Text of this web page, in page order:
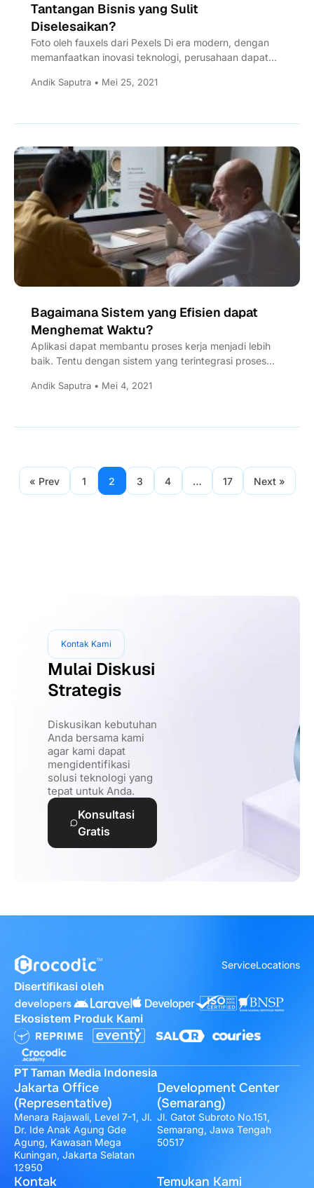
Tantangan Bisnis yang Sulit
Diselesaikan?
Foto oleh fauxels dari Pexels Di era modern, dengan
memanfaatkan inovasi teknologi, perusahaan dapat
kerja,...
Andik Saputra • Mei 25, 2021
Bagaimana Sistem yang Efisien dapat
Menghemat Waktu?
Aplikasi dapat membantu proses kerja menjadi lebih
baik. Tentu dengan sistem yang terintegrasi proses
Andik Saputra • Mei 4, 2021
« Prev 1 2 3 4 … 17 Next »
Kontak Kami
Mulai Diskusi
Strategis
Diskusikan kebutuhan
Anda bersama kami
agar kami dapat
mengidentifikasi
solusi teknologi yang
tepat untuk Anda.
Konsultasi
Gratis
ServiceLocations
Disertifikasi oleh
Ekosistem Produk Kami
PT Taman Media Indonesia
Jakarta Office
(Representative)
Menara Rajawali, Level 7-1, Jl.
Dr. Ide Anak Agung Gde
Agung, Kawasan Mega
Kuningan, Jakarta Selatan
12950
Development Center
(Semarang)
Jl. Gatot Subroto No.151,
Semarang, Jawa Tengah
50517
Kontak Temukan Kami